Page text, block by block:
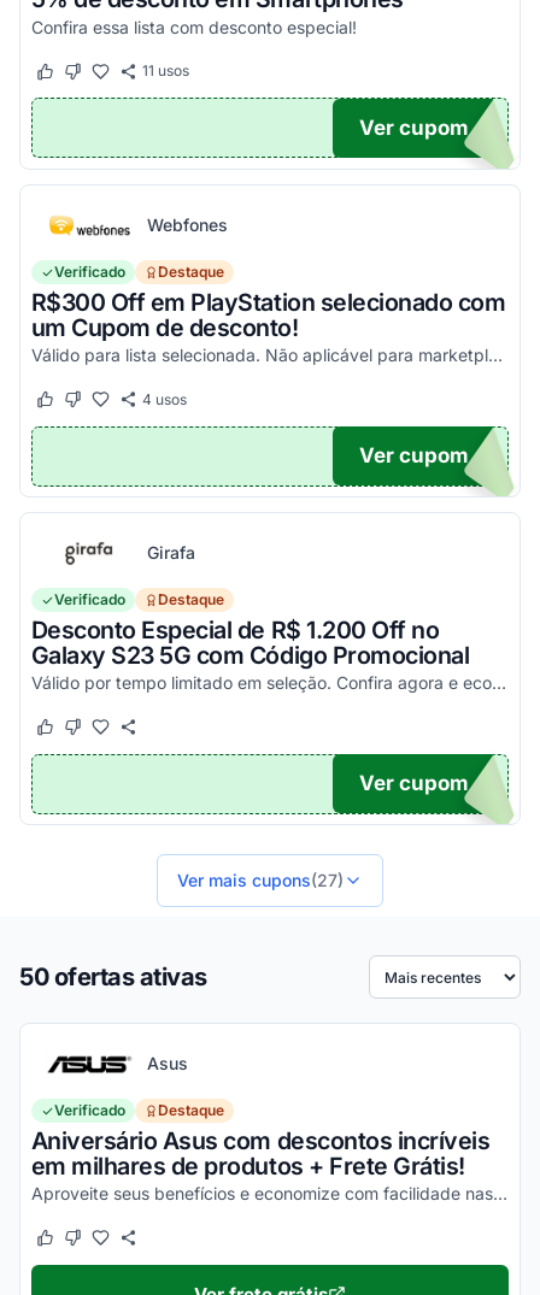
Confira essa lista com desconto especial!
Este cupom funcionou
Este cupom não funcionou
11 usos
OFF
Ver cupom
Webfones
Verificado Destaque
R$300 Off em PlayStation selecionado com
um Cupom de desconto!
Válido para lista selecionada. Não aplicável para marketplace. Aproveite!
Este cupom funcionou
Este cupom não funcionou
4 usos
FF
Ver cupom
Girafa
Verificado Destaque
Desconto Especial de R$ 1.200 Off no
Galaxy S23 5G com Código Promocional
Válido por tempo limitado em seleção. Confira agora e economize aplicando o seu cupom!
Este cupom funcionou
Este cupom não funcionou
200
Ver cupom
Ver mais cupons(27)
50 ofertas ativas Ordenar por
Asus
Verificado Destaque
Aniversário Asus com descontos incríveis
em milhares de produtos + Frete Grátis!
Aproveite seus benefícios e economize com facilidade nas suas compras!
Este cupom funcionou
Este cupom não funcionou